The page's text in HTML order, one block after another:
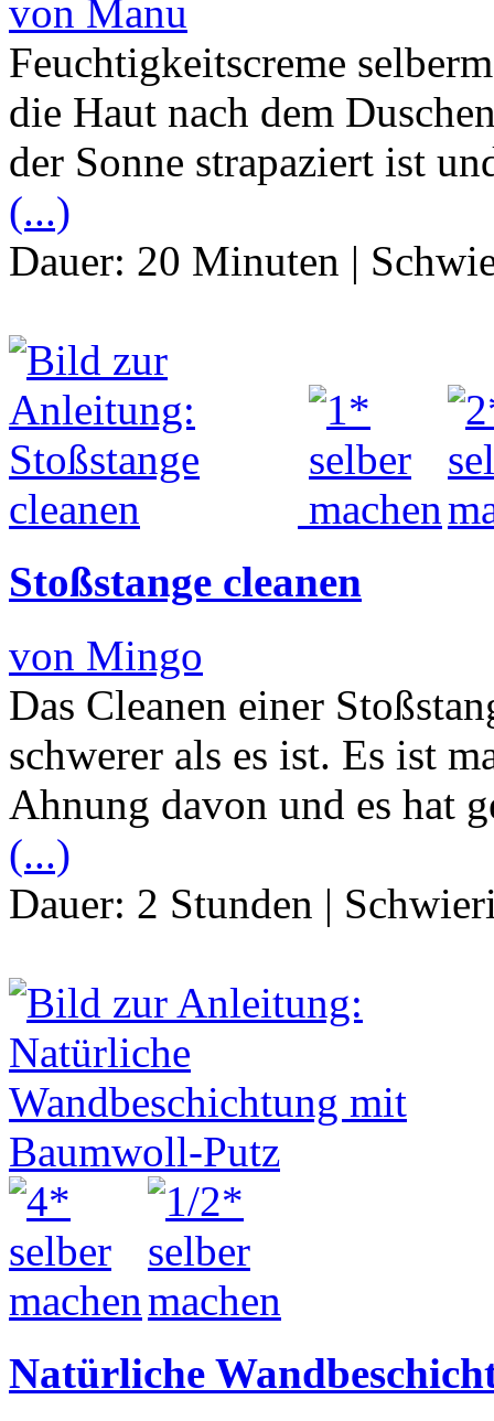
von Manu
Feuchtigkeitscreme
die Haut nach dem
der Sonne strapaziert ist
(...)
Dauer: 20 Minuten |
Stoßstange cleanen
von Mingo
Das Cleanen einer
schwerer als es ist. Es ist
Ahnung davon und es hat
(...)
Dauer: 2 Stunden |
Natürliche